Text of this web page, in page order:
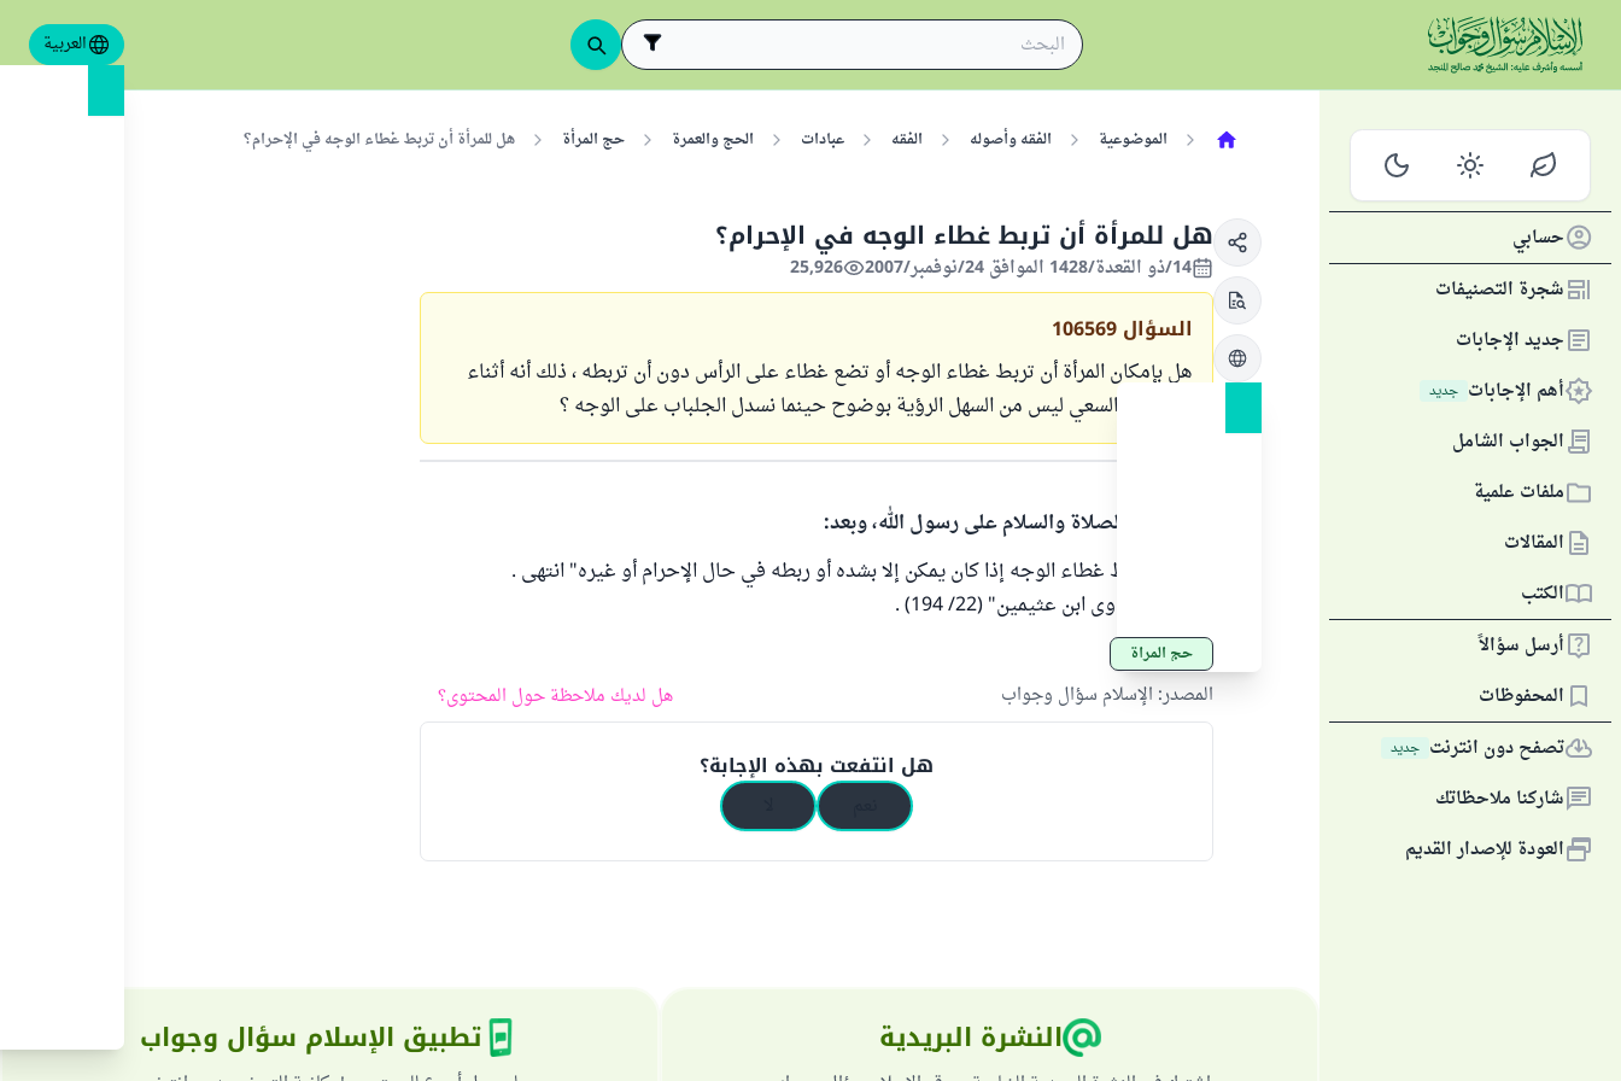
العربية
حسابي
شجرة التصنيفات
جديد الإجابات
أهم الإجابات جديد
الجواب الشامل
ملفات علمية
المقالات
الكتب
أرسل سؤالاً
المحفوظات
تصفح دون انترنت جديد
شاركنا ملاحظاتك
العودة للإصدار القديم
الموضوعية الفقه وأصوله الفقه عبادات الحج والعمرة حج المرأة هل للمرأة أن تربط غطاء الوجه في الإحرام؟
هل للمرأة أن تربط غطاء الوجه في الإحرام؟
14/ذو القعدة/1428 الموافق 24/نوفمبر/2007 25,926
السؤال 106569
هل بإمكان المرأة أن تربط غطاء الوجه أو تضع غطاء على الرأس دون أن تربطه ، ذلك أنه أثناء
الطواف والسعي ليس من السهل الرؤية بوضوح حينما نسدل الجلباب على الوجه ؟
الحمد لله والصلاة والسلام على رسول الله، وبعد:
"لا بأس بربط غطاء الوجه إذا كان يمكن إلا بشده أو ربطه في حال الإحرام أو غيره" انتهى .
"مجموع فتاوى ابن عثيمين" (22/ 194) .
حج المرأة
المصدر: الإسلام سؤال وجواب هل لديك ملاحظة حول المحتوى؟
هل انتفعت بهذه الإجابة؟
النشرة البريدية تطبيق الإسلام سؤال وجواب